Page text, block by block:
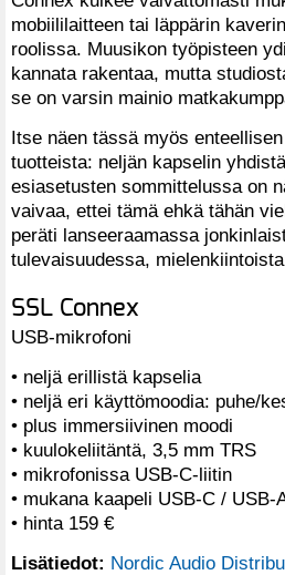
mobiililaitteen tai läppärin
roolissa. Muusikon työpisteen
kannata rakentaa, mutta
se on varsin mainio
Itse näen tässä myös
tuotteista: neljän kapselin
esiasetusten sommittelussa on
vaivaa, ettei tämä ehkä tähän
peräti lanseeraamassa
tulevaisuudessa,
SSL Connex
USB-mikrofoni
• neljä erillistä kapselia
• neljä eri käyttömoodia: puhe/
• plus immersiivinen moodi
• kuulokeliitäntä, 3,5 mm TRS
• mikrofonissa USB-C-liitin
• mukana kaapeli USB-C / USB-
• hinta 159 €
Lisätiedot: Nordic Audio